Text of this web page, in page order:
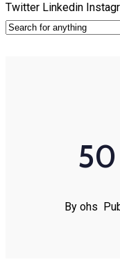
Twitter Linkedin
By ohs